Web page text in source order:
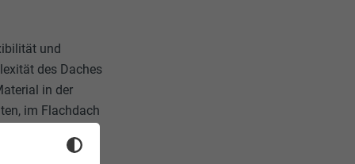
und
des Daches
in der
im Flachdach